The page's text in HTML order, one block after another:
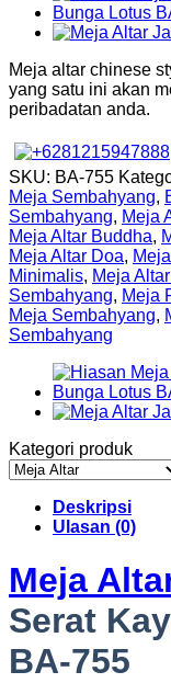
Meja altar chinese
yang satu ini akan
peribadatan anda.
SKU: BA-755
Meja Sembahyang,
Sembahyang, Meja
Meja Altar Buddha,
Meja Altar Doa,
Minimalis, Meja
Sembahyang, Meja
Meja Sembahyang,
Sembahyang
Kategori produk
Deskripsi
Ulasan (0)
Meja
Serat
BA-755